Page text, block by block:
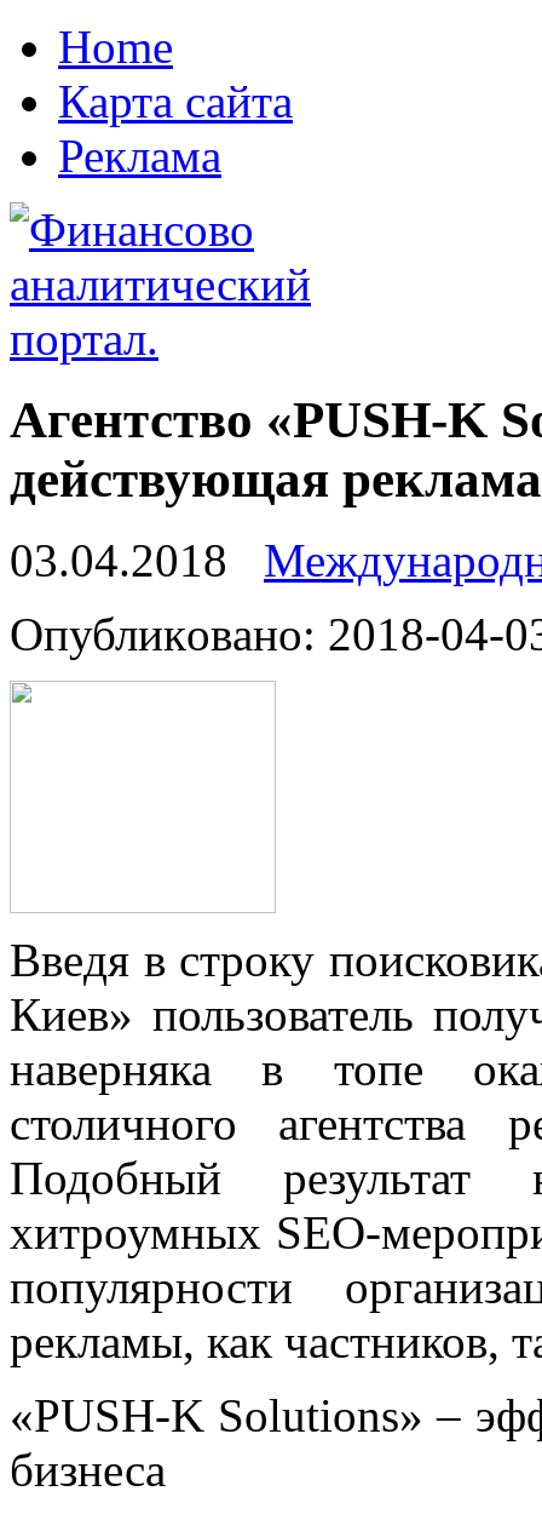
Home
Карта сайта
Реклама
Агентство «PUSH-K
действующая реклама
03.04.2018
Oпубликoвaнo: 2018-04-
Ввeдя в строку
Киев» пользователь
наверняка в топе
столичного агентства
Подобный результат
хитроумных SEO-
популярности
рекламы, как частников,
«PUSH-K Solutions» –
бизнеса